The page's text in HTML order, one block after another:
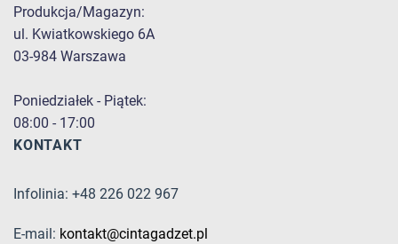
Produkcja/Magazyn:
ul. Kwiatkowskiego 6A
03-984 Warszawa
Poniedziałek - Piątek:
08:00 - 17:00
KONTAKT
Infolinia: +48 226 022 967
E-mail: kontakt@cintagadzet.pl